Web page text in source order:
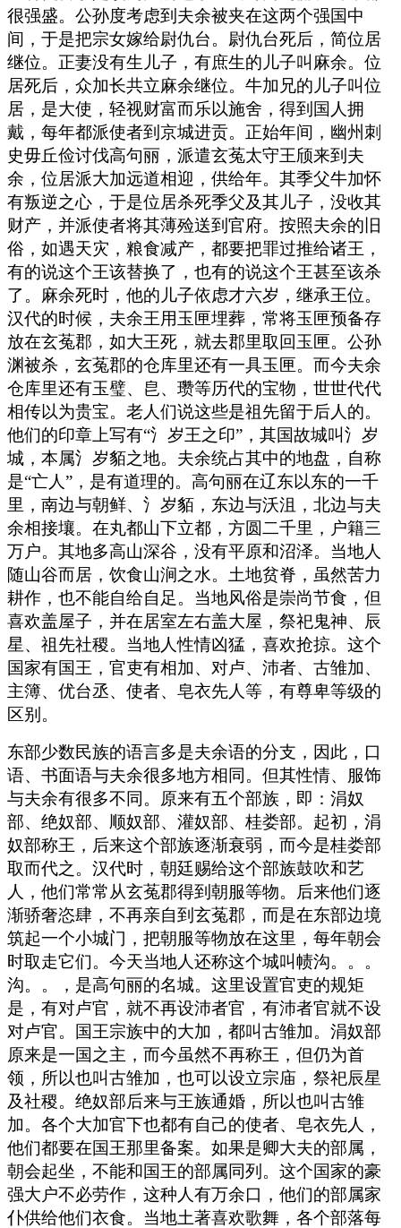
很强盛。公孙度考虑到夫余被夹在这两个强国中
间，于是把宗女嫁给尉仇台。尉仇台死后，简位居
继位。正妻没有生儿子，有庶生的儿子叫麻余。位
居死后，众加长共立麻余继位。牛加兄的儿子叫位
居，是大使，轻视财富而乐以施舍，得到国人拥
戴，每年都派使者到京城进贡。正始年间，幽州刺
史毋丘俭讨伐高句丽，派遣玄菟太守王颀来到夫
余，位居派大加远道相迎，供给年。其季父牛加怀
有叛逆之心，于是位居杀死季父及其儿子，没收其
财产，并派使者将其薄殓送到官府。按照夫余的旧
俗，如遇天灾，粮食减产，都要把罪过推给诸王，
有的说这个王该替换了，也有的说这个王甚至该杀
了。麻余死时，他的儿子依虑才六岁，继承王位。
汉代的时候，夫余王用玉匣埋葬，常将玉匣预备存
放在玄菟郡，如大王死，就去郡里取回玉匣。公孙
渊被杀，玄菟郡的仓库里还有一具玉匣。而今夫余
仓库里还有玉璧、皀、瓒等历代的宝物，世世代代
相传以为贵宝。老人们说这些是祖先留于后人的。
他们的印章上写有“氵岁王之印”，其国故城叫氵岁
城，本属氵岁貊之地。夫余统占其中的地盘，自称
是“亡人”，是有道理的。高句丽在辽东以东的一千
里，南边与朝鲜、氵岁貊，东边与沃沮，北边与夫
余相接壤。在丸都山下立都，方圆二千里，户籍三
万户。其地多高山深谷，没有平原和沼泽。当地人
随山谷而居，饮食山涧之水。土地贫脊，虽然苦力
耕作，也不能自给自足。当地风俗是崇尚节食，但
喜欢盖屋子，并在居室左右盖大屋，祭祀鬼神、辰
星、祖先社稷。当地人性情凶猛，喜欢抢掠。这个
国家有国王，官吏有相加、对卢、沛者、古雏加、
主簿、优台丞、使者、皂衣先人等，有尊卑等级的
区别。
东部少数民族的语言多是夫余语的分支，因此，口
语、书面语与夫余很多地方相同。但其性情、服饰
与夫余有很多不同。原来有五个部族，即：涓奴
部、绝奴部、顺奴部、灌奴部、桂娄部。起初，涓
奴部称王，后来这个部族逐渐衰弱，而今是桂娄部
取而代之。汉代时，朝廷赐给这个部族鼓吹和艺
人，他们常常从玄菟郡得到朝服等物。后来他们逐
渐骄奢恣肆，不再亲自到玄菟郡，而是在东部边境
筑起一个小城门，把朝服等物放在这里，每年朝会
时取走它们。今天当地人还称这个城叫帻沟。。。
沟。。，是高句丽的名城。这里设置官吏的规矩
是，有对卢官，就不再设沛者官，有沛者官就不设
对卢官。国王宗族中的大加，都叫古雏加。涓奴部
原来是一国之主，而今虽然不再称王，但仍为首
领，所以也叫古雏加，也可以设立宗庙，祭祀辰星
及社稷。绝奴部后来与王族通婚，所以也叫古雏
加。各个大加官下也都有自己的使者、皂衣先人，
他们都要在国王那里备案。如果是卿大夫的部属，
朝会起坐，不能和国王的部属同列。这个国家的豪
强大户不必劳作，这种人有万余口，他们的部属家
仆供给他们衣食。当地土著喜欢歌舞，各个部落每